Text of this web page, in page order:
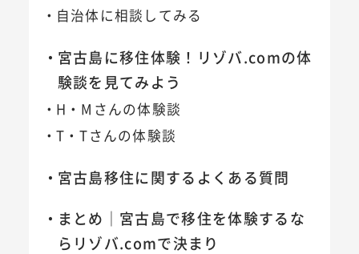
自治体に相談してみる
宮古島に移住体験！リゾバ.comの体
験談を見てみよう
H・Mさんの体験談
T・Tさんの体験談
宮古島移住に関するよくある質問
まとめ｜宮古島で移住を体験するな
らリゾバ.comで決まり